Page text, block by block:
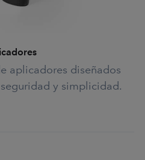
aplicadores diseñados
y simplicidad.